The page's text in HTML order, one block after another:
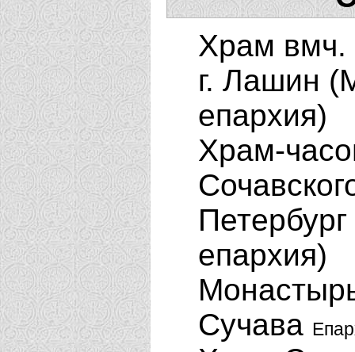
Храм вмч.
г. Лашин
епархия)
Храм-
епархия)
Сучава